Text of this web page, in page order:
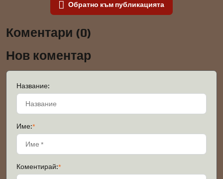
Обратно към публикацията
Коментари (0)
Нов коментар
Название:
Име:*
Коментирай:*